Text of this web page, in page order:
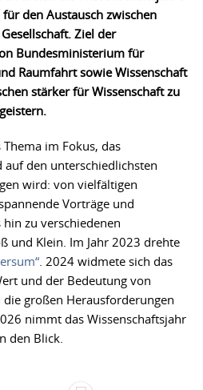
den Austausch zwischen
Ziel der
Bundesministerium für
Raumfahrt sowie Wissenschaft
stärker für Wissenschaft zu
Thema im Fokus, das
den unterschiedlichsten
wird: von vielfältigen
Vorträge und
zu verschiedenen
und Klein. Im Jahr 2023 drehte
. 2024 widmete sich das
und der Bedeutung von
großen Herausforderungen
nimmt das Wissenschaftsjahr
den Blick.